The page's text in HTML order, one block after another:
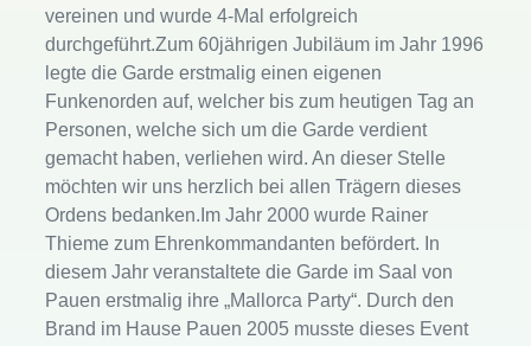
vereinen und wurde 4-Mal erfolgreich
durchgeführt.Zum 60jährigen Jubiläum im Jahr 1996
legte die Garde erstmalig einen eigenen
Funkenorden auf, welcher bis zum heutigen Tag an
Personen, welche sich um die Garde verdient
gemacht haben, verliehen wird. An dieser Stelle
möchten wir uns herzlich bei allen Trägern dieses
Ordens bedanken.Im Jahr 2000 wurde Rainer
Thieme zum Ehrenkommandanten befördert. In
diesem Jahr veranstaltete die Garde im Saal von
Pauen erstmalig ihre „Mallorca Party“. Durch den
Brand im Hause Pauen 2005 musste dieses Event